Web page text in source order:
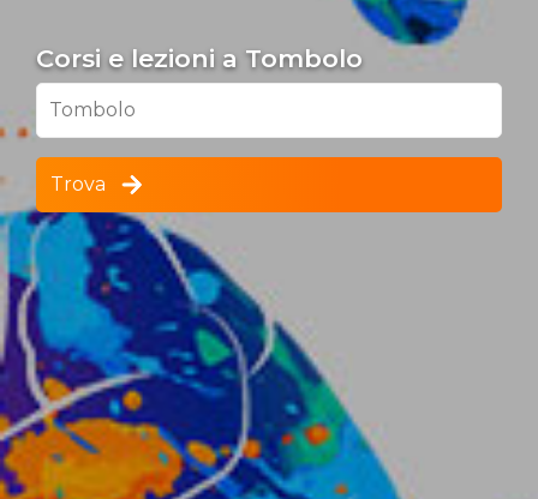
Corsi e lezioni a Tombolo
Tombolo
Trova